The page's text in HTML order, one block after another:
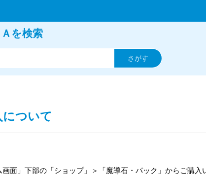
Ａを検索
ついて
面」下部の「ショップ」＞「魔導石・パック」からご購入